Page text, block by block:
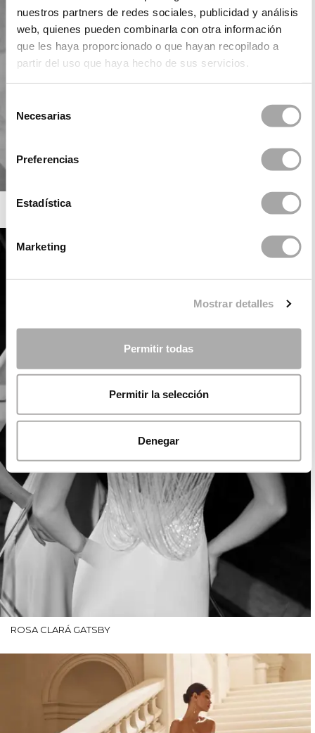
nuestros partners de redes sociales, publicidad y análisis
web, quienes pueden combinarla con otra información
que les haya proporcionado o que hayan recopilado a
partir del uso que haya hecho de sus servicios.
Necesarias
Preferencias
Estadística
Marketing
Mostrar detalles
Permitir todas
Permitir la selección
Denegar
ROSA CLARÁ SOFT
ROSA CLARÁ GATSBY